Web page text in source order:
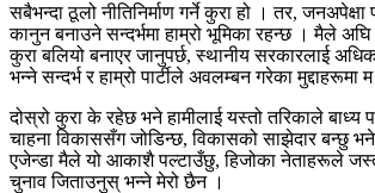
सबैभन्दा ठूलो नीतिनिर्माण गर्ने कुरा हो । तर,
कानुन बनाउने सन्दर्भमा हाम्रो भूमिका रहन्छ । मैले
कुरा बलियो बनाएर जानुपर्छ, स्थानीय सरकारलाई
भन्ने सन्दर्भ र हाम्रो पार्टीले अवलम्बन गरेका मुद्दाहरूमा
दोस्रो कुरा के रहेछ भने हामीलाई यस्तो तरिकाले बाध्य
चाहना विकाससँग जोडिन्छ, विकासको साझेदार बन्छु
एजेन्डा मैले यो आकाशै पल्टाउँछु, हिजोका नेताहरूले
चुनाव जिताउनुस् भन्ने मेरो छैन ।